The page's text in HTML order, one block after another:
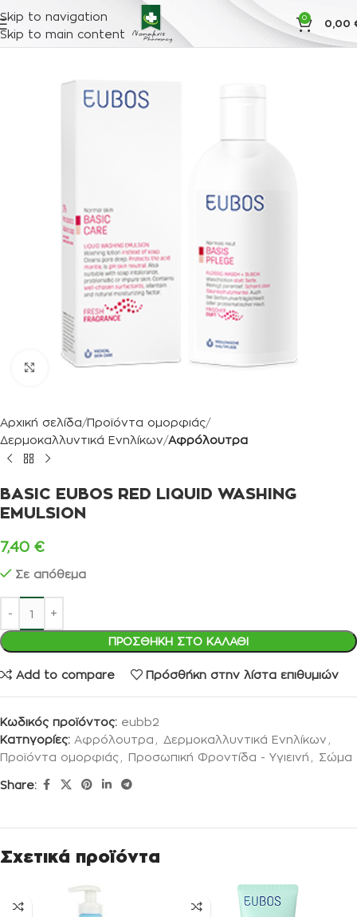
Skip to navigation
Skip to main content
0
0,00
Κλικ για μεγέθυνση
Αρχική σελίδα Προϊόντα ομορφιάς
Δερμοκαλλυντικά Ενηλίκων Αφρόλουτρα
BASIC EUBOS RED LIQUID WASHING
EMULSION
7,40 €
Σε απόθεμα
ΠΡΟΣΘΉΚΗ ΣΤΟ ΚΑΛΆΘΙ
Add to compare Πρόσθήκη στην λίστα επιθυμιών
Κωδικός προϊόντος: eubb2
Κατηγορίες: Αφρόλουτρα , Δερμοκαλλυντικά Ενηλίκων ,
Προϊόντα ομορφιάς , Προσωπική Φροντίδα - Υγιεινή , Σώμα
Share:
Σχετικά προϊόντα